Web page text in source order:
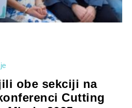
obe sekciji na
Cutting